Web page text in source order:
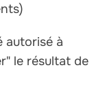
autorisé à
le résultat de